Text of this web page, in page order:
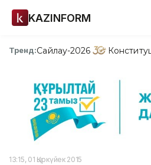
KAZINFORM
Тренд:Сайлау-2026
13:15, 01 Қыркүйек 2015